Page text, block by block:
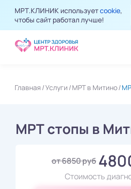
МРТ.КЛИНИК используетcookie,
чтобы сайт работал лучше!
Главная Услуги МРТ в Митино
МРТ стопы в
от 6850 руб
Стоимость